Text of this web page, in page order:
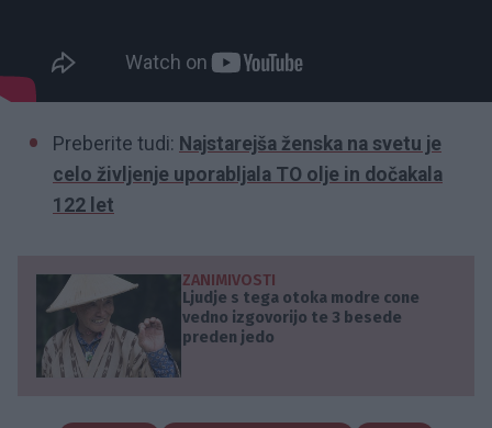
Preberite tudi: Najstarejša ženska na svetu je
celo življenje uporabljala TO olje in dočakala
122 let
ZANIMIVOSTI
Ljudje s tega otoka modre cone
vedno izgovorijo te 3 besede
preden jedo